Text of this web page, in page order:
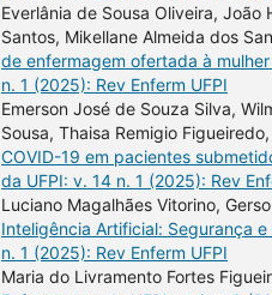
Everlânia de Sousa Oliveira,
Santos, Mikellane Almeida dos
de enfermagem ofertada à
n. 1 (2025): Rev Enferm UFPI
Emerson José de Souza Silva,
Sousa, Thaisa Remigio
COVID-19 em pacientes
da UFPI: v. 14 n. 1 (2025): Rev
Luciano Magalhães Vitorino,
Inteligência Artificial: Segurança
n. 1 (2025): Rev Enferm UFPI
Maria do Livramento Fortes